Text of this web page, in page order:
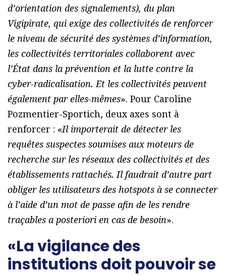
d’orientation des signalements), du plan
Vigipirate, qui exige des collectivités de renforcer
le niveau de sécurité des systèmes d’information,
les collectivités territoriales collaborent avec
l’État dans la prévention et la lutte contre la
cyber-radicalisation. Et les collectivités peuvent
également par elles-mêmes». Pour Caroline
Pozmentier-Sportich, deux axes sont à
renforcer : «Il importerait de détecter les
requêtes suspectes soumises aux moteurs de
recherche sur les réseaux des collectivités et des
établissements rattachés. Il faudrait d’autre part
obliger les utilisateurs des hotspots à se connecter
à l’aide d’un mot de passe afin de les rendre
traçables a posteriori en cas de besoin».
«La vigilance des
institutions doit pouvoir se